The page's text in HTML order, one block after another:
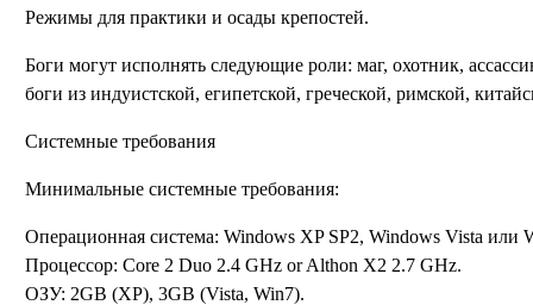
Режимы для практики и осады крепостей.
Боги могут исполнять следующие роли: маг, охотник,
боги из индуистской, египетской, греческой, римской,
Системные требования
Минимальные системные требования:
Операционная система: Windows XP SP2, Windows Vista или
Процессор: Core 2 Duo 2.4 GHz or Althon X2 2.7 GHz.
ОЗУ: 2GB (XP), 3GB (Vista, Win7).